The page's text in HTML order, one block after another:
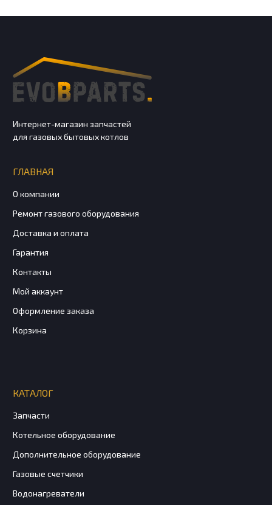
Интернет-магазин запчастей
для газовых бытовых котлов
ГЛАВНАЯ
О компании
Ремонт газового оборудования
Доставка и оплата
Гарантия
Контакты
Мой аккаунт
Оформление заказа
Корзина
КАТАЛОГ
Запчасти
Котельное оборудование
Дополнительное оборудование
Газовые счетчики
Водонагреватели